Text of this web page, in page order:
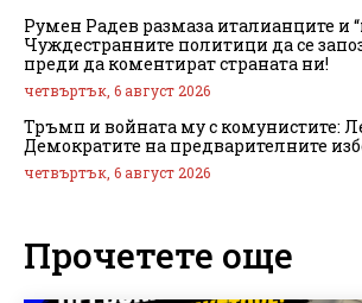
Румен Радев размаза италианците и
Чуждестранните политици да се
преди да коментират страната ни!
четвъртък, 6 август 2026
Тръмп и войната му с комунистите:
Демократите на предварителните
четвъртък, 6 август 2026
Прочетете още